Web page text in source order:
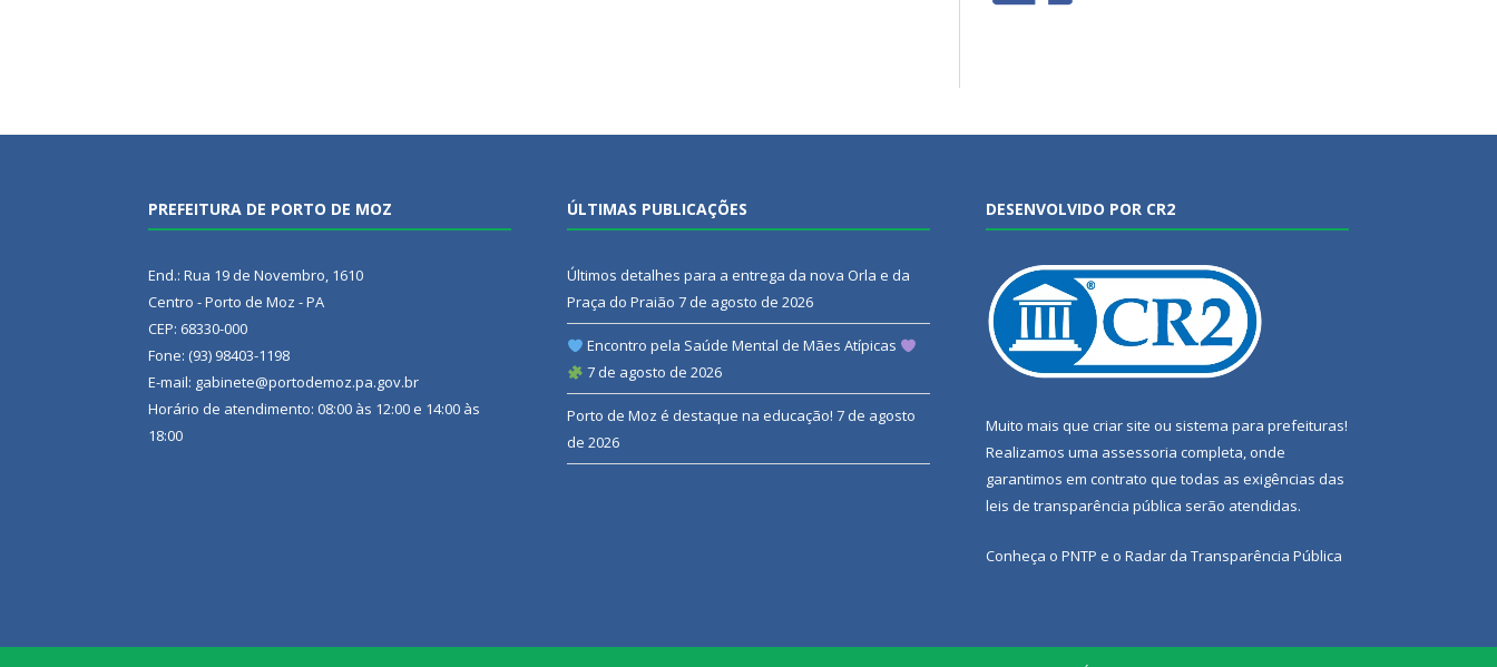
PREFEITURA DE PORTO DE MOZ
End.: Rua 19 de Novembro, 1610
Centro - Porto de Moz - PA
CEP: 68330-000
Fone: (93) 98403-1198
E-mail: gabinete@portodemoz.pa.gov.br
Horário de atendimento: 08:00 às 12:00 e 14:00 às
18:00
ÚLTIMAS PUBLICAÇÕES
Últimos detalhes para a entrega da nova Orla e da
Praça do Praião 7 de agosto de 2026
Encontro pela Saúde Mental de Mães Atípicas
7 de agosto de 2026
Porto de Moz é destaque na educação! 7 de agosto
de 2026
DESENVOLVIDO POR CR2
Muito mais que criar site ou sistema para prefeituras!
Realizamos uma assessoria completa, onde
garantimos em contrato que todas as exigências das
leis de transparência pública serão atendidas.
Conheça o PNTP e o Radar da Transparência Pública